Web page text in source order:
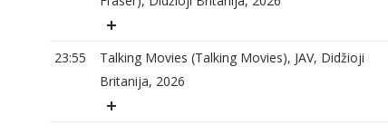
23:55
Talking Movies (Talking Movies), JAV, Didžioji
Britanija, 2026